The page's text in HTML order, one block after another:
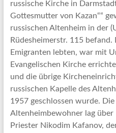
russische Kirche in
Gottesmutter von Kazan““
russischen Altenheim in der
Rüdesheimerstr. 115
Emigranten lebten, war mit
Evangelischen Kirche
und die übrige
russischen Kapelle des
1957 geschlossen wurde.
Altenheimbewohner lag über
Priester Nikodim Kafanov,